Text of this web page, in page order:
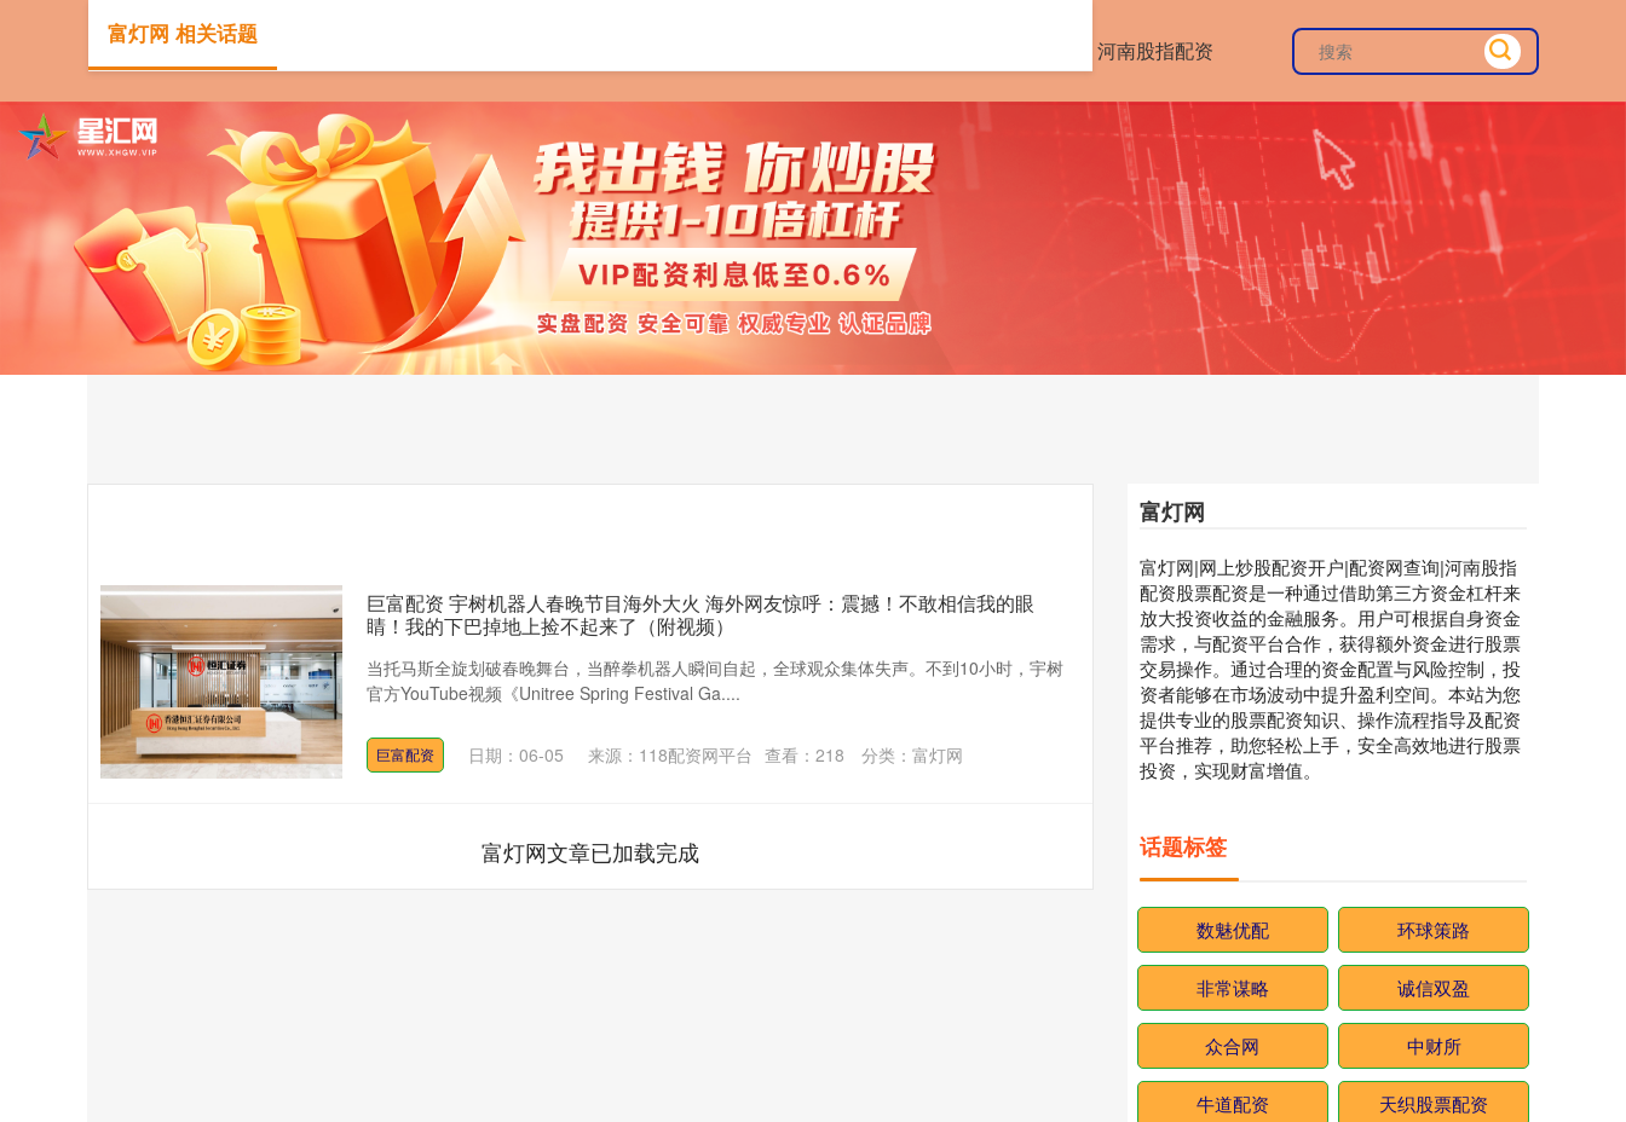
河南股指配资
富灯网 相关话题
巨富配资 宇树机器人春晚节目海外大火 海外网友惊呼：震撼！不敢相信我的眼
睛！我的下巴掉地上捡不起来了（附视频）
当托马斯全旋划破春晚舞台，当醉拳机器人瞬间自起，全球观众集体失声。不到10小时，宇树
官方YouTube视频《Unitree Spring Festival Ga....
巨富配资 日期：06-05 来源：118配资网平台 查看： 218 分类： 富灯网
富灯网文章已加载完成
富灯网
富灯网|网上炒股配资开户|配资网查询|河南股指
配资股票配资是一种通过借助第三方资金杠杆来
放大投资收益的金融服务。用户可根据自身资金
需求，与配资平台合作，获得额外资金进行股票
交易操作。通过合理的资金配置与风险控制，投
资者能够在市场波动中提升盈利空间。本站为您
提供专业的股票配资知识、操作流程指导及配资
平台推荐，助您轻松上手，安全高效地进行股票
投资，实现财富增值。
话题标签
数魅优配 环球策路
非常谋略 诚信双盈
众合网 中财所
牛道配资 天织股票配资